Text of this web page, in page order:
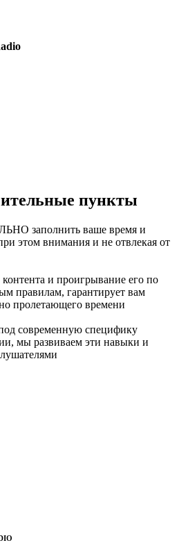
пункты
заполнить ваше время и
этом внимания и не отвлекая от
и проигрывание его по
правилам, гарантирует вам
пролетающего времени
современную специфику
мы развиваем эти навыки и